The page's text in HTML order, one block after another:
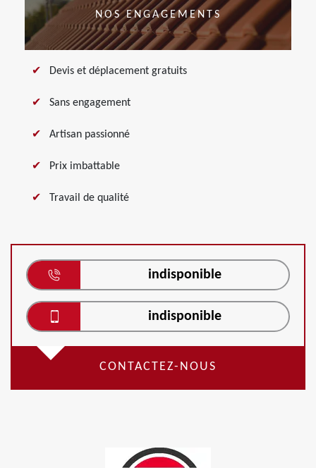
NOS ENGAGEMENTS
Devis et déplacement gratuits
Sans engagement
Artisan passionné
Prix imbattable
Travail de qualité
indisponible
indisponible
CONTACTEZ-NOUS